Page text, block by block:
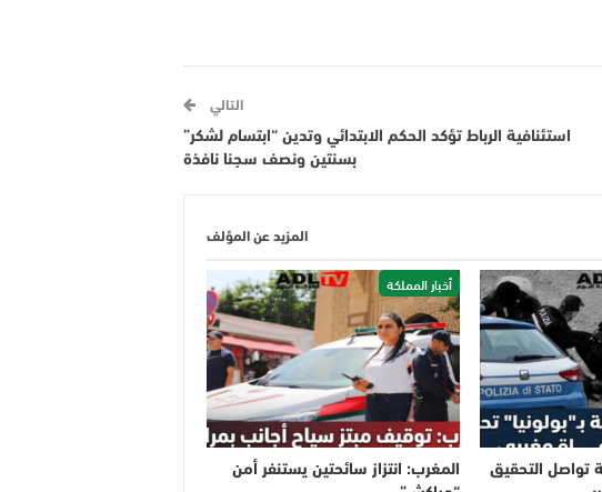
التالي
استئنافية الرباط تؤكد الحكم الابتدائي وتدين “ابتسام لشكر”
بسنتين ونصف سجنا نافذة
المزيد عن المؤلف
تواصل التحقيق
أخبار المملكة
المغرب: انتزاز سائحتين يستنفر أمن